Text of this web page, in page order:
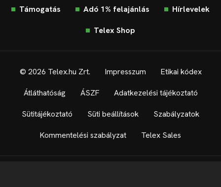
Támogatás Adó 1% felajánlás Hírlevelek
Telex Shop
© 2026 Telex.hu Zrt. Impresszum Etikai kódex
Átláthatóság ÁSZF Adatkezelési tájékoztató
Sütitájékoztató Süti beállítások Szabályzatok
Kommentelési szabályzat Telex Sales